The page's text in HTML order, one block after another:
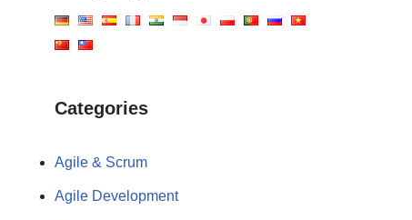
Categories
Agile & Scrum
Agile Development